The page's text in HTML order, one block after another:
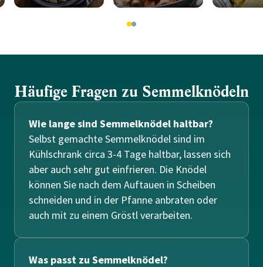
12
Häufige Fragen zu Semmelknödeln
Wie lange sind Semmelknödel haltbar?
Selbst gemachte Semmelknödel sind im
Kühlschrank circa 3-4 Tage haltbar, lassen sich
aber auch sehr gut einfrieren. Die Knödel
können Sie nach dem Auftauen in Scheiben
schneiden und in der Pfanne anbraten oder
auch mit zu einem Gröstl verarbeiten.
Was passt zu Semmelknödel?